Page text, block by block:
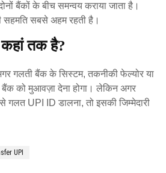
बैंकों के बीच समन्वय कराया जाता है।
सहमति सबसे अहम रहती है।
कहां तक है?
गलती बैंक के सिस्टम, तकनीकी फेल्योर या
को मुआवज़ा देना होगा। लेकिन अगर
UPI ID डालना, तो इसकी जिम्मेदारी
UPI